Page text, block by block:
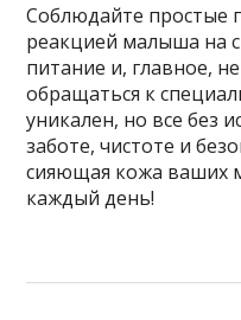
Соблюдайте простые
реакцией малыша на
питание и, главное,
обращаться к
уникален, но все без
заботе, чистоте и
сияющая кожа ваших
каждый день!